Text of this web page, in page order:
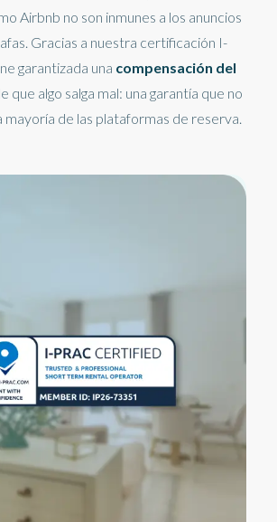
Airbnb no son inmunes a los anuncios
Gracias a nuestra certificación I-
garantizada una compensación del
que algo salga mal: una garantía que no
mayoría de las plataformas de reserva.